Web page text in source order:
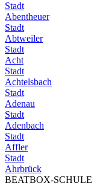
Stadt
Abentheuer
Stadt
Abtweiler
Stadt
Acht
Stadt
Achtelsbach
Stadt
Adenau
Stadt
Adenbach
Stadt
Affler
Stadt
Ahrbrück
BEATBOX-SCHULE